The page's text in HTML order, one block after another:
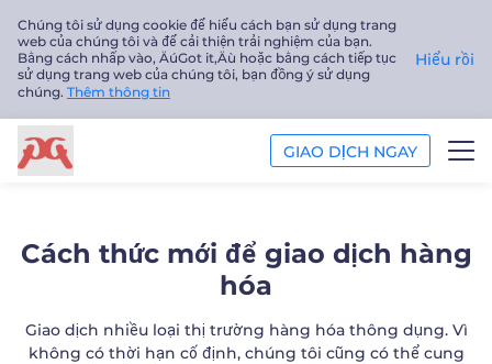
Chúng tôi sử dụng cookie để hiểu cách bạn sử dụng trang
web của chúng tôi và để cải thiện trải nghiệm của bạn.
Bằng cách nhấp vào‚ ÄúGot it‚Äù hoặc bằng cách tiếp tục
sử dụng trang web của chúng tôi, bạn đồng ý sử dụng
chúng. Thêm thông tin
Hiểu rồi
GIAO DỊCH NGAY
NỀN TẢNG
PHÂN TÍCH
Cách thức mới để giao dịch hàng
hóa
Giao dịch nhiều loại thị trường hàng hóa thông dụng. Vì
không có thời hạn cố định, chúng tôi cũng có thể cung